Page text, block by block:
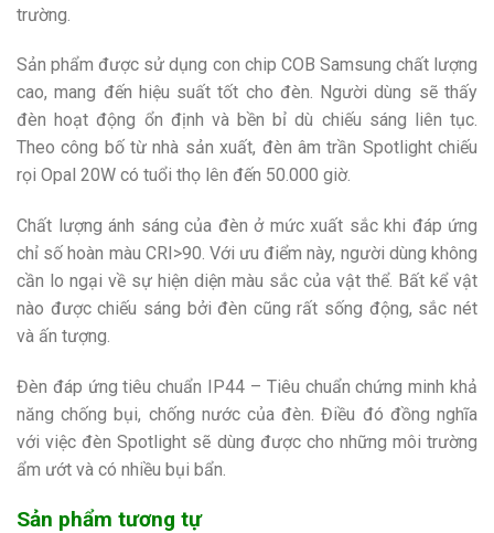
trường.
Sản phẩm được sử dụng con chip COB Samsung chất lượng
cao, mang đến hiệu suất tốt cho đèn. Người dùng sẽ thấy
đèn hoạt động ổn định và bền bỉ dù chiếu sáng liên tục.
Theo công bố từ nhà sản xuất, đèn âm trần Spotlight chiếu
rọi Opal 20W có tuổi thọ lên đến 50.000 giờ.
Chất lượng ánh sáng của đèn ở mức xuất sắc khi đáp ứng
chỉ số hoàn màu CRI>90. Với ưu điểm này, người dùng không
cần lo ngại về sự hiện diện màu sắc của vật thể. Bất kể vật
nào được chiếu sáng bởi đèn cũng rất sống động, sắc nét
và ấn tượng.
Đèn đáp ứng tiêu chuẩn IP44 – Tiêu chuẩn chứng minh khả
năng chống bụi, chống nước của đèn. Điều đó đồng nghĩa
với việc đèn Spotlight sẽ dùng được cho những môi trường
ẩm ướt và có nhiều bụi bẩn.
Sản phẩm tương tự